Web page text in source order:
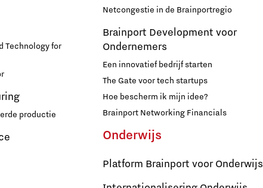
Technology for
productie
Netcongestie in de Brainportregio
Brainport Development voor
Ondernemers
Een innovatief bedrijf starten
The Gate voor tech startups
Hoe bescherm ik mijn idee?
Brainport Networking Financials
Onderwijs
Platform Brainport voor Onderwijs